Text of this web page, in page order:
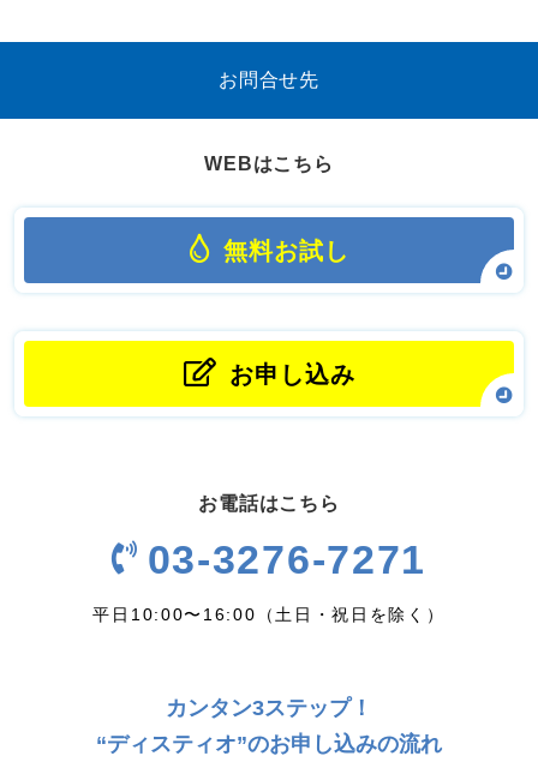
お問合せ先
WEBはこちら
無料お試し
お申し込み
お電話はこちら
03-3276-7271
平日10:00〜16:00（土日・祝日を除く）
カンタン3ステップ！
“ディスティオ”のお申し込みの流れ